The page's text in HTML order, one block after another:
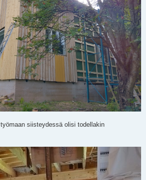
siisteydessä olisi todellakin